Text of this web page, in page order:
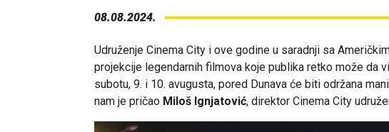
08.08.2024.
Udruženje Cinema City i ove godine u saradnji sa
projekcije legendarnih filmova koje publika retko može da
subotu, 9. i 10. avugusta, pored Dunava će biti održana
nam je pričao Miloš Ignjatović, direktor Cinema City